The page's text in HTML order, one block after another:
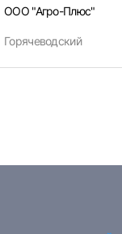
ООО "Агро-Плюс"
Горячеводский